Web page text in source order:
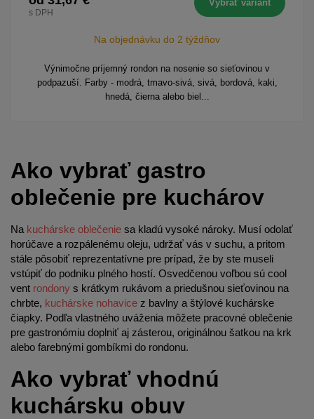
s DPH
Vybrať variant
Na objednávku do 2 týždňov
Výnimočne príjemný rondon na nosenie so sieťovinou v
podpazuší. Farby - modrá, tmavo-sivá, sivá, bordová, kaki,
hnedá, čierna alebo biel...
Ako vybrať gastro
oblečenie pre kuchárov
Na kuchárske oblečenie sa kladú vysoké nároky. Musí odolať
horúčave a rozpálenému oleju, udržať vás v suchu, a pritom
stále pôsobiť reprezentatívne pre prípad, že by ste museli
vstúpiť do podniku plného hostí. Osvedčenou voľbou sú cool
vent rondony s krátkym rukávom a priedušnou sieťovinou na
chrbte, kuchárske nohavice z bavlny a štýlové kuchárske
čiapky. Podľa vlastného uváženia môžete pracovné oblečenie
pre gastronómiu doplniť aj zásterou, originálnou šatkou na krk
alebo farebnými gombíkmi do rondonu.
Ako vybrať vhodnú
kuchársku obuv